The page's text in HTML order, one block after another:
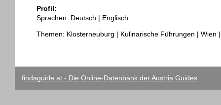
Profil:
Sprachen: Deutsch | Englisch
Themen: Klosterneuburg | Kulinarische Führungen | Wien
findaguide.at - Die Online-Datenbank der Austria Guides